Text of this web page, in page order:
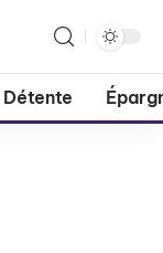
Détente